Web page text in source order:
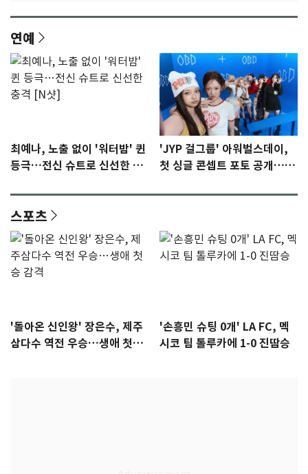
연예
최예나, 노출 없이 '워터밤' 퀸
등극…전신 슈트로 신선한 충
'JYP 걸그룹' 아워벌스데이,
첫 싱글 콘셉트 포토 공개…청
스포츠
'돌아온 신인왕' 장은수, 제주
삼다수 역전 우승…생애 첫승
'손흥민 슈팅 0개' LA FC, 멕
시코 팀 톨루카에 1-0 진땀승